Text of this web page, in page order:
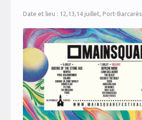
Date et lieu : 12,13,14 juillet, Port-Barcarès